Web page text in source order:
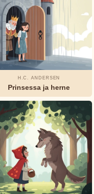
H.C. ANDERSEN
Prinsessa ja herne